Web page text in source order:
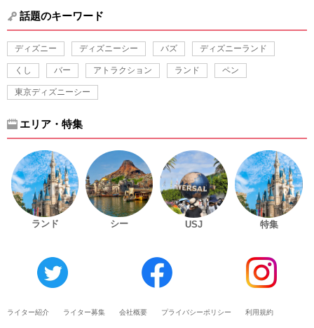
話題のキーワード
ディズニー ディズニーシー バズ ディズニーランド
くし バー アトラクション ランド ペン
東京ディズニーシー
エリア・特集
ランド シー USJ 特集
ライター紹介 ライター募集 会社概要 プライバシーポリシー 利用規約